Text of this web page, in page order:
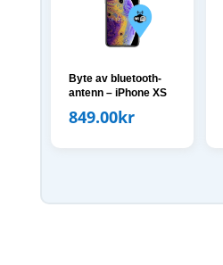
Byte av bluetooth-
antenn – iPhone XS
849.00kr